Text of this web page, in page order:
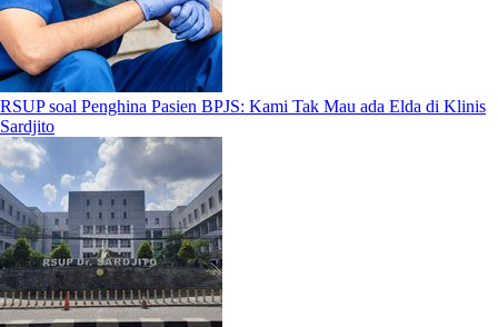
RSUP soal Penghina Pasien BPJS: Kami Tak Mau ada Elda di Klinis
Sardjito